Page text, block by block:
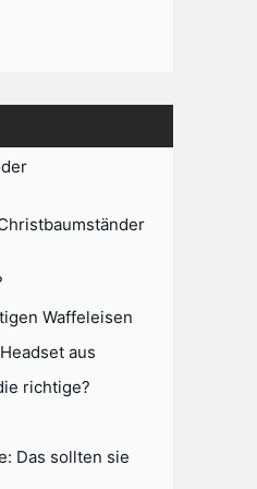
Waffeleisen
aus
richtige?
Das sollten sie